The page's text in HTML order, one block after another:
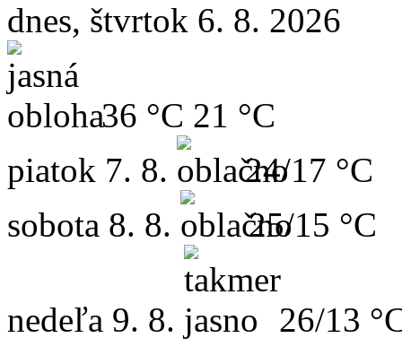
dnes, štvrtok 6. 8. 2026
36 °C 21 °C
piatok 7. 8.
24/17 °C
sobota 8. 8. 25/15 °C
nedeľa 9. 8. 26/13